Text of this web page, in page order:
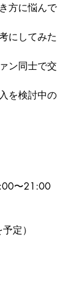
方に悩んで
にしてみた
ン同士で交
を検討中の
〜21:00
定）